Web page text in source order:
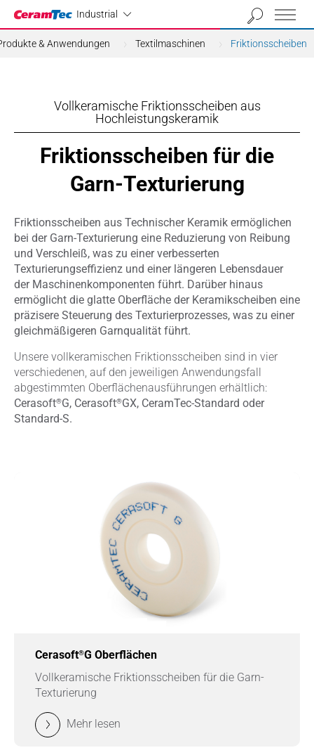
Industrial
Industrial
& Anwendungen Textilmaschinen Friktionsscheiben
Vollkeramische Friktionsscheiben aus
Hochleistungskeramik
Friktionsscheiben für die
Garn-Texturierung
Friktionsscheiben aus Technischer Keramik ermöglichen
bei der Garn-Texturierung eine Reduzierung von Reibung
und Verschleiß, was zu einer verbesserten
Texturierungseffizienz und einer längeren Lebensdauer
der Maschinenkomponenten führt. Darüber hinaus
ermöglicht die glatte Oberfläche der Keramikscheiben eine
präzisere Steuerung des Texturierprozesses, was zu einer
gleichmäßigeren Garnqualität führt.
Unsere vollkeramischen Friktionsscheiben sind in vier
verschiedenen, auf den jeweiligen Anwendungsfall
abgestimmten Oberflächenausführungen erhältlich:
Cerasoft®G, Cerasoft®GX, CeramTec-Standard oder
Standard-S.
Cerasoft®G Oberflächen
Vollkeramische Friktionsscheiben für die Garn-
Texturierung
Mehr lesen